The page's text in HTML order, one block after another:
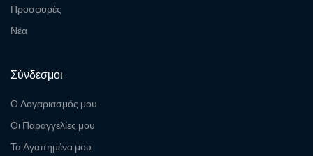
Προσφορές
Νέα
Σύνδεσμοι
Ο Λογαριασμός μου
Οι Παραγγελίες μου
Τα Αγαπημένα μου